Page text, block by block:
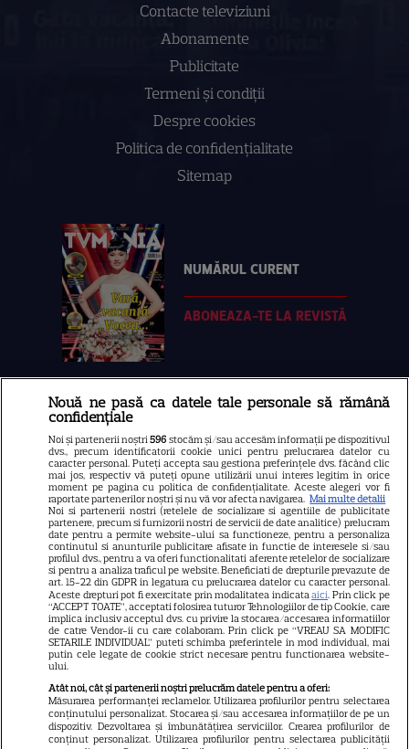
Contacte televiziuni
Abonamente
Publicitate
Termeni și condiții
Despre cookies
Politica de confidenţialitate
Sitemap
NUMĂRUL CURENT
ABONEAZA-TE LA REVISTĂ
Libertatea
Libertatea pentru femei
GSP
Știri mondene
Avantaje
Elle
Unica
Retete practice
URMĂREȘTE-NE PE
Nouă ne pasă ca datele tale personale să rămână
confidențiale
Noi și partenerii noștri596 stocăm și/sau accesăm informații pe dispozitivul
dvs., precum identificatorii cookie unici pentru prelucrarea datelor cu
caracter personal. Puteți accepta sau gestiona preferințele dvs. făcând clic
mai jos, respectiv vă puteți opune utilizării unui interes legitim în orice
moment pe pagina cu politica de confidențialitate. Aceste alegeri vor fi
raportate partenerilor noștri și nu vă vor afecta navigarea. Mai multe detalii
Noi si partenerii nostri (retelele de socializare si agentiile de publicitate
partenere, precum si furnizorii nostri de servicii de date analitice) prelucram
date pentru a permite website-ului sa functioneze, pentru a personaliza
continutul si anunturile publicitare afisate in functie de interesele si/sau
profilul dvs., pentru a va oferi functionalitati aferente retelelor de socializare
si pentru a analiza traficul pe website. Beneficiati de drepturile prevazute de
art. 15-22 din GDPR in legatura cu prelucrarea datelor cu caracter personal.
Aceste drepturi pot fi exercitate prin modalitatea indicataaici. Prin click pe
“ACCEPT TOATE”, acceptati folosirea tuturor Tehnologiilor de tip Cookie, care
implica inclusiv acceptul dvs. cu privire la stocarea/accesarea informatiilor
de catre Vendor-ii cu care colaboram. Prin click pe “VREAU SA MODIFIC
SETARILE INDIVIDUAL” puteti schimba preferintele in mod individual, mai
putin cele legate de cookie strict necesare pentru functionarea website-
ului.
Atât noi, cât și partenerii noștri prelucrăm datele pentru a oferi:
Măsurarea performanței reclamelor. Utilizarea profilurilor pentru selectarea
conținutului personalizat. Stocarea și/sau accesarea informațiilor de pe un
dispozitiv. Dezvoltarea și îmbunătățirea serviciilor. Crearea profilurilor de
conținut personalizat. Utilizarea profilurilor pentru selectarea publicității